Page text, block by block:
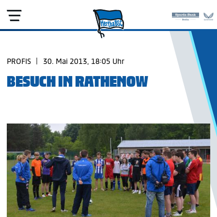
PROFIS 30. Mai 2013, 18:05 Uhr
BESUCH IN RATHENOW